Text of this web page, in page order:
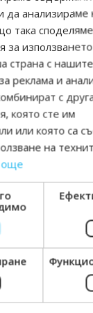
защо
по-трудна за...
Economy с Елица
Хотелите
Economy с Елица
да
така споделяме
за
страна с нашите
реклама и
с
която сте им
или която са
на
още